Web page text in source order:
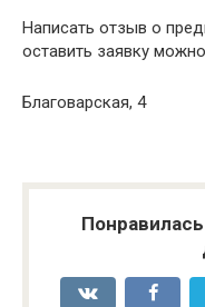
Написать отзыв о
оставить заявку
Благоварская, 4